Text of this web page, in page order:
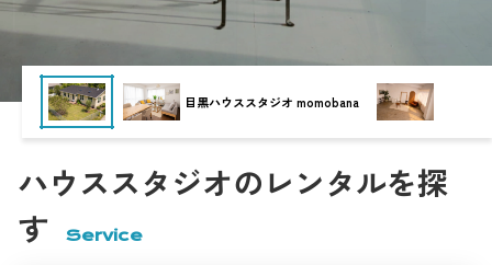
撮影空間の「いま」
表現者と空間が出会う。
クリエイティブのための場所づくり。
あらゆるジャンルのクリエイティブシーンを支えています。
商業撮影では、商品の魅力を最大限に引き出すために、
シンプルで明るいハウススタジオや、
ブランドの世界観に合わせたコンセプト空間が選ばれます。
映像制作の現場では、映画・ドラマ・MV・広告など、
白壁と木の温もりが心地よく調和し、柔らかな自然光が空間全
体を包み込みます。
無垢材の床、観葉植物、アースカラーのファブリック――
どこを切り取っても人の生活を感じさせるナチュラルな世界
インタビュー・雑誌・ブランドムービーなど、
“人の温度”を伝えたい撮影にぴったりです。
キッチンでの料理シーン、ダイニングでの自然な会話、
午後の光に照らされたリビングカットなど、
時間の経過までも美しく描けるスタジオ。
一瞬の光を大切にするフォトグラファーに、愛される理由がこ
こにあります。
ファッション・広告撮影におすすめ
クリーンでありながら、確かな個性を持つスタジオ。
光のコントロール、構図の自由度、そしてデザイン性――
Inspiration studio
PYG
目黒ハウススタジオ momobana
ハウススタジオのレンタルを探
す
Service